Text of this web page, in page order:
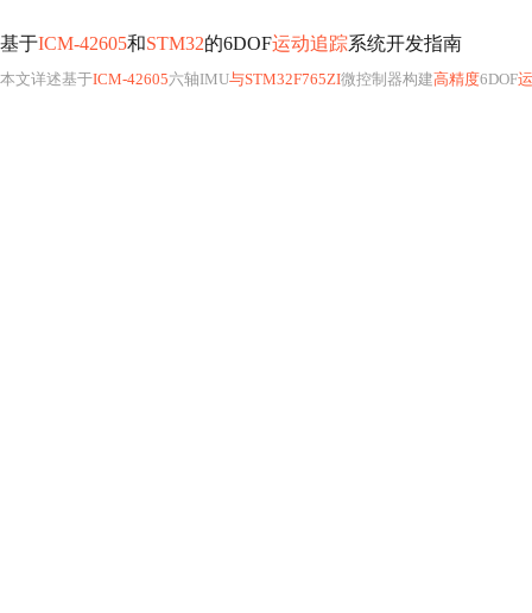
基于ICM-42605和STM32的6DOF运动追踪系统开发指南
本文详述基于ICM-42605六轴IMU与STM32F765ZI微控制器构建高精度6DOF